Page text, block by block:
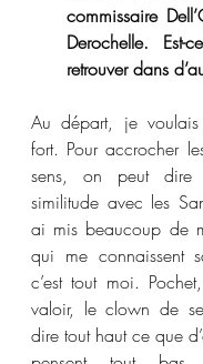
commissaire
Derochelle.
retrouver dans
Au départ, je
fort. Pour accrocher
sens, on peut dire
similitude avec les
ai mis beaucoup de
qui me connaissent
c’est tout moi.
valoir, le clown de
dire tout haut ce que